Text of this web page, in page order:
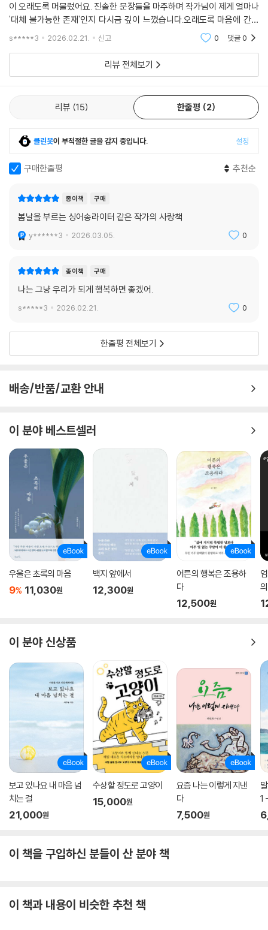
이 오래도록 머물렀어요. 진솔한 문장들을 마주하며 작가님이 제게 얼마나
'대체 불가능한 존재'인지 다시금 깊이 느꼈습니다.오래도록 마음에 간직
하고 싶은 책입니다. 감사합니다.
s*****3 2026.02.21. 신고 0 댓글0
리뷰 전체보기
리뷰 15 한줄평 2
클린봇이 부적절한 글을 감지 중입니다. 설정
구매한줄평 추천순
종이책 구매
봄날을 부르는 싱어송라이터 같은 작가의 사랑책
y******3 2026.03.05. 0
종이책 구매
나는 그냥 우리가 되게 행복하면 좋겠어.
s*****3 2026.02.21. 0
한줄평 전체보기
배송/반품/교환 안내
이 분야 베스트셀러
우울은 초록의 마음
9% 11,030원
백지 앞에서
12,300원
어른의 행복은 조용하
다
12,500원
이 분야 신상품
보고 있나요 내 마음 넘
치는 걸
21,000원
수상할 정도로 고양이
15,000원
요즘 나는 이렇게 지낸
다
7,500원
1
이 책을 구입하신 분들이 산 분야 책
이 책과 내용이 비슷한 추천 책